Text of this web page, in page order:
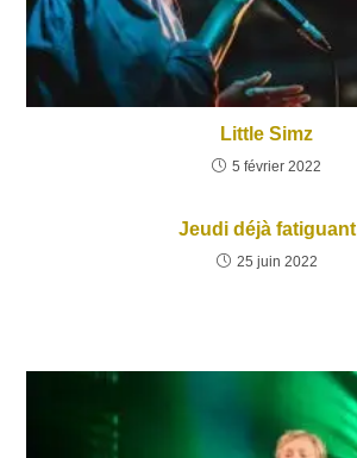
Little Simz
5 février 2022
Jeudi déjà fatiguant
25 juin 2022